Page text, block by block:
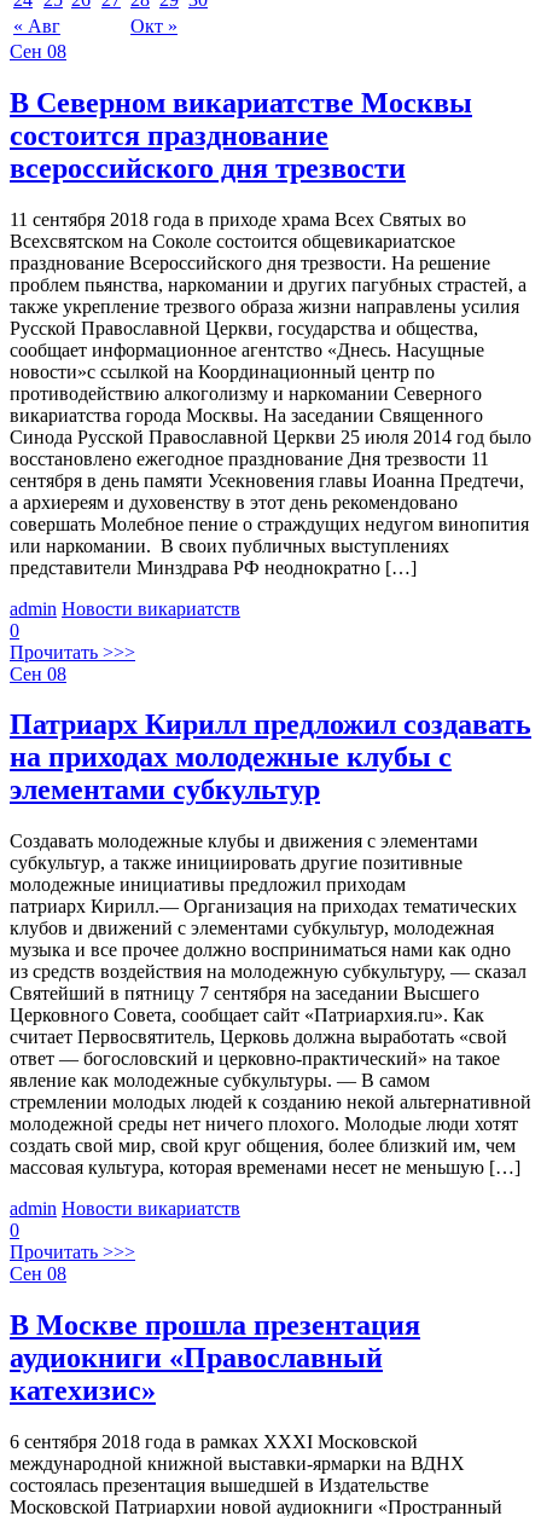
« Авг Окт »
Сен 08
В Северном викариатстве Москвы
состоится празднование
всероссийского дня трезвости
11 сентября 2018 года в приходе храма Всех Святых во
Всехсвятском на Соколе состоится общевикариатское
празднование Всероссийского дня трезвости. На решение
проблем пьянства, наркомании и других пагубных страстей, а
также укрепление трезвого образа жизни направлены усилия
Русской Православной Церкви, государства и общества,
сообщает информационное агентство «Днесь. Насущные
новости»с ссылкой на Координационный центр по
противодействию алкоголизму и наркомании Северного
викариатства города Москвы. На заседании Священного
Синода Русской Православной Церкви 25 июля 2014 год было
восстановлено ежегодное празднование Дня трезвости 11
сентября в день памяти Усекновения главы Иоанна Предтечи,
а архиереям и духовенству в этот день рекомендовано
совершать Молебное пение о страждущих недугом винопития
или наркомании. В своих публичных выступлениях
представители Минздрава РФ неоднократно […]
admin Новости викариатств
0
Прочитать >>>
Сен 08
Патриарх Кирилл предложил создавать
на приходах молодежные клубы с
элементами субкультур
Создавать молодежные клубы и движения с элементами
субкультур, а также инициировать другие позитивные
молодежные инициативы предложил приходам
патриарх Кирилл.— Организация на приходах тематических
клубов и движений с элементами субкультур, молодежная
музыка и все прочее должно восприниматься нами как одно
из средств воздействия на молодежную субкультуру, — сказал
Святейший в пятницу 7 сентября на заседании Высшего
Церковного Совета, сообщает сайт «Патриархия.ru». Как
считает Первосвятитель, Церковь должна выработать «свой
ответ — богословский и церковно-практический» на такое
явление как молодежные субкультуры. — В самом
стремлении молодых людей к созданию некой альтернативной
молодежной среды нет ничего плохого. Молодые люди хотят
создать свой мир, свой круг общения, более близкий им, чем
массовая культура, которая временами несет не меньшую […]
admin Новости викариатств
0
Прочитать >>>
Сен 08
В Москве прошла презентация
аудиокниги «Православный
катехизис»
6 сентября 2018 года в рамках XXXI Московской
международной книжной выставки-ярмарки на ВДНХ
состоялась презентация вышедшей в Издательстве
Московской Патриархии новой аудиокниги «Пространный